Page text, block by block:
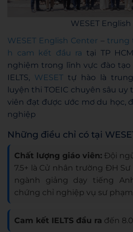
WESET
WESET English Center – trung
h cam kết đầu ra tại TP
nghiệm trong lĩnh vực đào
IELTS, WESET tự hào là
luyện thi TOEIC chuyên sâu
viên đạt được ước mơ du học,
nghiệp
Những điều chỉ có tại
Chất lượng giáo viên: Đội
7.5+ là Cử nhân trường ĐH
ngành giảng dạy tiếng
chứng chỉ nghiệp vụ sư phạm/
Cam kết IELTS đầu ra đến